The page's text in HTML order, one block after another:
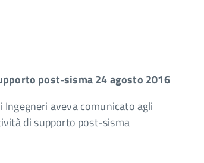
post-sisma 24 agosto 2016
aveva comunicato agli
di supporto post-sisma